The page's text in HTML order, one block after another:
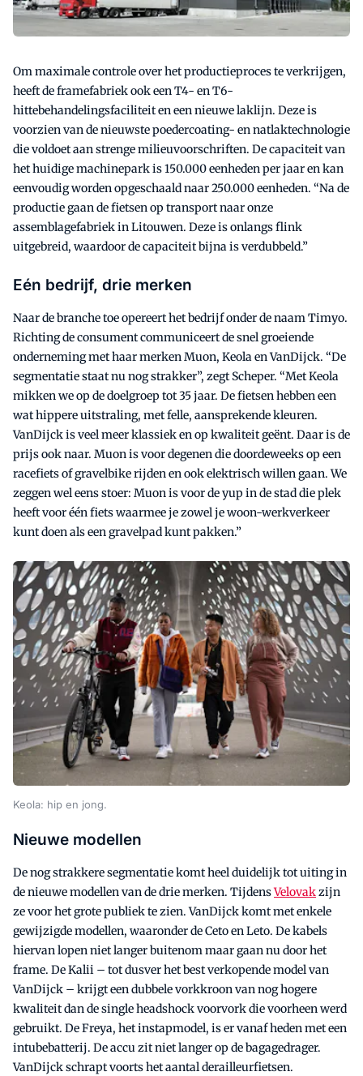
Om maximale controle over het productieproces te verkrijgen,
heeft de framefabriek ook een T4- en T6-
hittebehandelingsfaciliteit en een nieuwe laklijn. Deze is
voorzien van de nieuwste poedercoating- en natlaktechnologie
die voldoet aan strenge milieuvoorschriften. De capaciteit van
het huidige machinepark is 150.000 eenheden per jaar en kan
eenvoudig worden opgeschaald naar 250.000 eenheden. “Na de
productie gaan de fietsen op transport naar onze
assemblagefabriek in Litouwen. Deze is onlangs flink
uitgebreid, waardoor de capaciteit bijna is verdubbeld.”
Eén bedrijf, drie merken
Naar de branche toe opereert het bedrijf onder de naam Timyo.
Richting de consument communiceert de snel groeiende
onderneming met haar merken Muon, Keola en VanDijck. “De
segmentatie staat nu nog strakker”, zegt Scheper. “Met Keola
mikken we op de doelgroep tot 35 jaar. De fietsen hebben een
wat hippere uitstraling, met felle, aansprekende kleuren.
VanDijck is veel meer klassiek en op kwaliteit geënt. Daar is de
prijs ook naar. Muon is voor degenen die doordeweeks op een
racefiets of gravelbike rijden en ook elektrisch willen gaan. We
zeggen wel eens stoer: Muon is voor de yup in de stad die plek
heeft voor één fiets waarmee je zowel je woon-werkverkeer
kunt doen als een gravelpad kunt pakken.”
Keola: hip en jong.
Nieuwe modellen
De nog strakkere segmentatie komt heel duidelijk tot uiting in
de nieuwe modellen van de drie merken. TijdensVelovakzijn
ze voor het grote publiek te zien. VanDijck komt met enkele
gewijzigde modellen, waaronder de Ceto en Leto. De kabels
hiervan lopen niet langer buitenom maar gaan nu door het
frame. De Kalii – tot dusver het best verkopende model van
VanDijck – krijgt een dubbele vorkkroon van nog hogere
kwaliteit dan de single headshock voorvork die voorheen werd
gebruikt. De Freya, het instapmodel, is er vanaf heden met een
intubebatterij. De accu zit niet langer op de bagagedrager.
VanDijck schrapt voorts het aantal derailleurfietsen.